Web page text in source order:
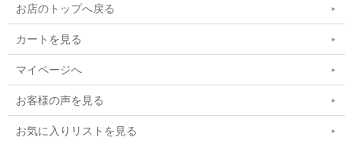
お店のトップへ戻る
カートを見る
マイページへ
お客様の声を見る
お気に入りリストを見る